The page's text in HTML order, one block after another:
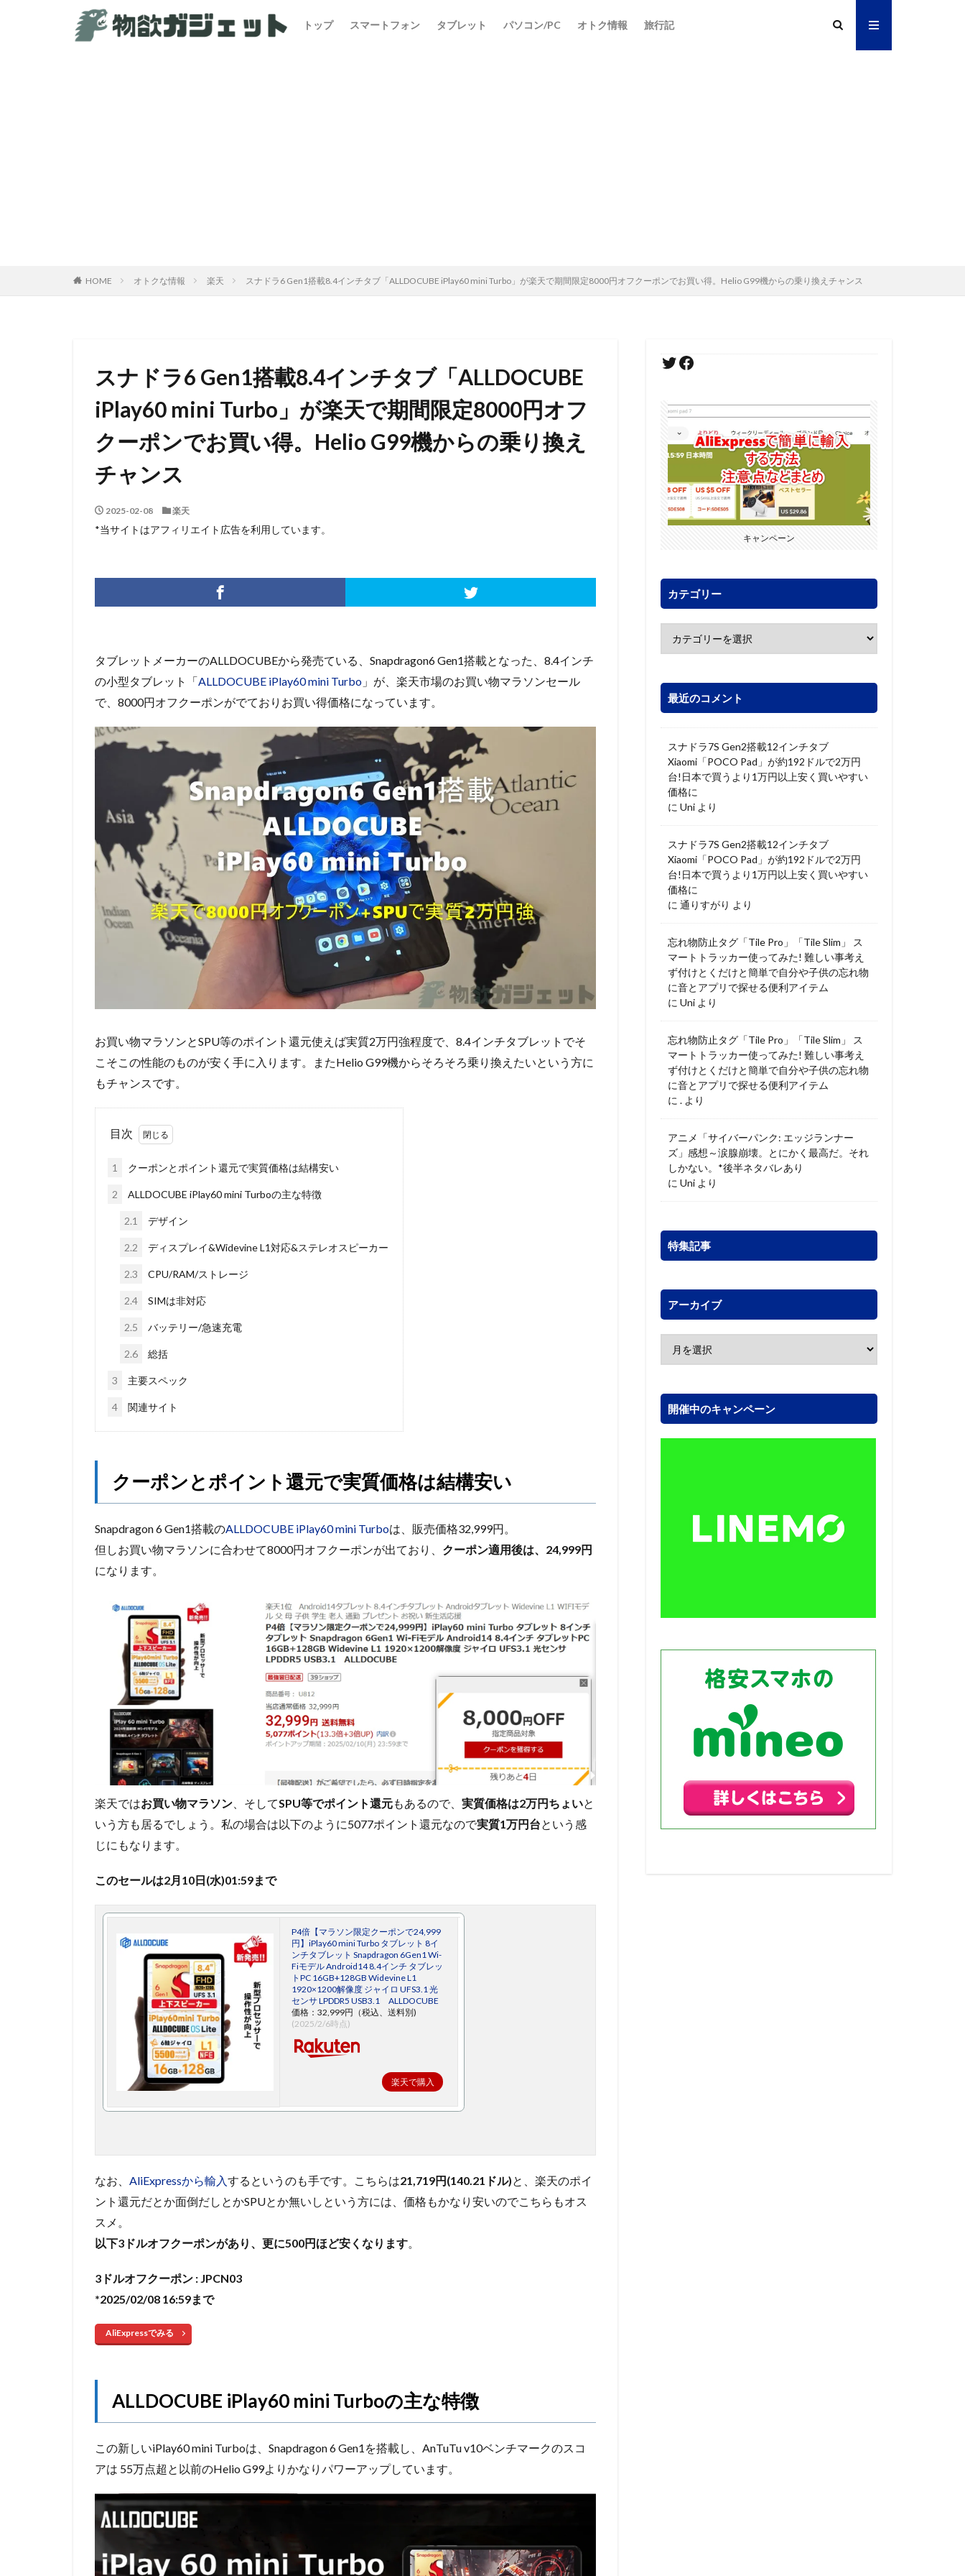
トップ スマートフォン タブレット パソコン/PC オトク情報 旅行記
HOME オトクな情報 楽天 スナドラ6 Gen1搭載8.4インチタブ「ALLDOCUBE iPlay60 mini Turbo」が楽天で期間限定8000円オフクーポンでお買い得。Helio G99機からの乗り換えチャンス
スナドラ6 Gen1搭載8.4インチタブ「ALLDOCUBE
iPlay60 mini Turbo」が楽天で期間限定8000円オフ
クーポンでお買い得。Helio G99機からの乗り換え
チャンス
2025-02-08 楽天
*当サイトはアフィリエイト広告を利用しています。
タブレットメーカーのALLDOCUBEから発売ている、Snapdragon6 Gen1搭載となった、8.4インチ
の小型タブレット「ALLDOCUBE iPlay60 mini Turbo 」が、楽天市場のお買い物マラソンセール
で、8000円オフクーポンがでておりお買い得価格になっています。
お買い物マラソンとSPU等のポイント還元使えば実質2万円強程度で、8.4インチタブレットでそ
こそこの性能のものが安く手に入ります。またHelio G99機からそろそろ乗り換えたいという方に
もチャンスです。
目次
1 クーポンとポイント還元で実質価格は結構安い
2 ALLDOCUBE iPlay60 mini Turboの主な特徴
2.1 デザイン
2.2 ディスプレイ&Widevine L1対応&ステレオスピーカー
2.3 CPU/RAM/ストレージ
2.4 SIMは非対応
2.5 バッテリー/急速充電
2.6 総括
3 主要スペック
4 関連サイト
クーポンとポイント還元で実質価格は結構安い
Snapdragon 6 Gen1搭載のALLDOCUBE iPlay60 mini Turboは、販売価格32,999円。
但しお買い物マラソンに合わせて8000円オフクーポンが出ており、 クーポン適用後は、24,999円
になります。
楽天ではお買い物マラソン 、そしてSPU等でポイント還元もあるので、 実質価格は2万円ちょいと
いう方も居るでしょう。私の場合は以下のように5077ポイント還元なので実質1万円台という感
じにもなります。
このセールは2月10日(水)01:59まで
P4倍【マラソン限定クーポンで24,999
円】iPlay60 mini Turbo タブレット 8イ
ンチタブレット Snapdragon 6Gen1 Wi-
Fiモデル Android14 8.4インチ タブレッ
トPC 16GB+128GB Widevine L1
1920×1200解像度 ジャイロ UFS3.1 光
センサ LPDDR5 USB3.1 ALLDOCUBE
価格：32,999円（税込、送料別)
(2025/2/6時点)
楽天で購入
なお、 AliExpressから輸入するというのも手です。こちらは21,719円(140.21ドル)と、楽天のポイ
ント還元だとか面倒だしとかSPUとか無いしという方には、価格もかなり安いのでこちらもオス
スメ。
以下3ドルオフクーポンがあり、更に500円ほど安くなります。
3ドルオフクーポン : JPCN03
*2025/02/08 16:59まで
AliExpressでみる
ALLDOCUBE iPlay60 mini Turboの主な特徴
この新しいiPlay60 mini Turboは、Snapdragon 6 Gen1を搭載し、AnTuTu v10ベンチマークのスコ
アは 55万点超と以前のHelio G99よりかなりパワーアップしています。
キャンペーン
カテゴリー
最近のコメント
スナドラ7S Gen2搭載12インチタブ
Xiaomi「POCO Pad」が約192ドルで2万円
台!日本で買うより1万円以上安く買いやすい
価格に
に Uni より
スナドラ7S Gen2搭載12インチタブ
Xiaomi「POCO Pad」が約192ドルで2万円
台!日本で買うより1万円以上安く買いやすい
価格に
に 通りすがり より
忘れ物防止タグ「Tile Pro」「Tile Slim」 ス
マートトラッカー使ってみた! 難しい事考え
ず付けとくだけと簡単で自分や子供の忘れ物
に音とアプリで探せる便利アイテム
に Uni より
忘れ物防止タグ「Tile Pro」「Tile Slim」 ス
マートトラッカー使ってみた! 難しい事考え
ず付けとくだけと簡単で自分や子供の忘れ物
に音とアプリで探せる便利アイテム
に . より
アニメ「サイバーパンク: エッジランナー
ズ」感想～涙腺崩壊。とにかく最高だ。それ
しかない。*後半ネタバレあり
に Uni より
特集記事
アーカイブ
開催中のキャンペーン